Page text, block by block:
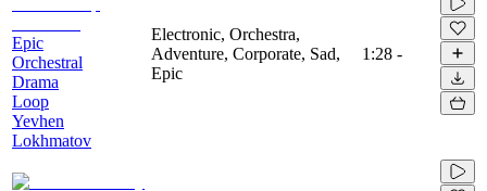
Epic
Orchestral
Drama
Loop
Yevhen
Lokhmatov
Electronic, Orchestra,
Adventure, Corporate, Sad,
Epic
1:28 -